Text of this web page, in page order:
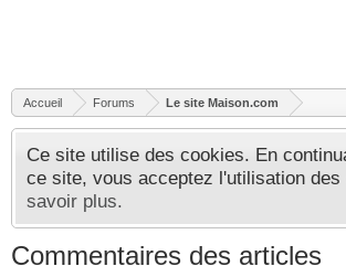
Accueil Forums Le site Maison.com
Ce site utilise des cookies. En
ce site, vous acceptez l'utilisation des
savoir plus.
Commentaires des articles